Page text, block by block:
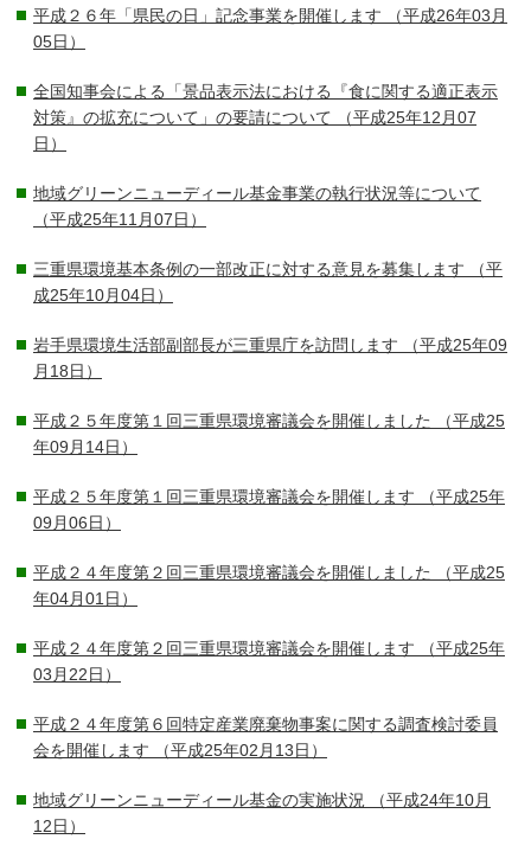
平成２６年「県民の日」記念事業を開催します （平成26年03月
05日）
全国知事会による「景品表示法における『食に関する適正表示
対策』の拡充について」の要請について （平成25年12月07
日）
地域グリーンニューディール基金事業の執行状況等について
（平成25年11月07日）
三重県環境基本条例の一部改正に対する意見を募集します （平
成25年10月04日）
岩手県環境生活部副部長が三重県庁を訪問します （平成25年09
月18日）
平成２５年度第１回三重県環境審議会を開催しました
（平成25
年09月14日）
平成２５年度第１回三重県環境審議会を開催します （平成25年
09月06日）
平成２４年度第２回三重県環境審議会を開催しました
（平成25
年04月01日）
平成２４年度第２回三重県環境審議会を開催します （平成25年
03月22日）
平成２４年度第６回特定産業廃棄物事案に関する調査検討委員
会を開催します （平成25年02月13日）
地域グリーンニューディール基金の実施状況
（平成24年10月
12日）